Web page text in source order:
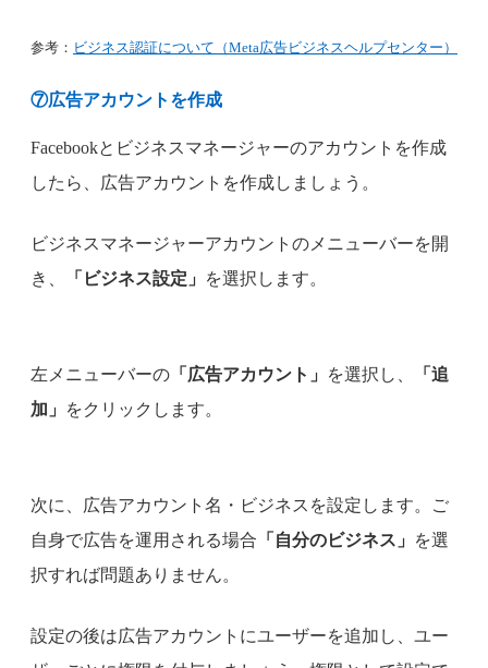
参考： ビジネス認証について（Meta広告ビジネスヘルプセンター）
⑦広告アカウントを作成
Facebookとビジネスマネージャーのアカウントを作成
したら、広告アカウントを作成しましょう。
ビジネスマネージャーアカウントのメニューバーを開
き、
「ビジネス設定」 を選択します。
左メニューバーの 「広告アカウント」 を選択し、
「追
加」
をクリックします。
次に、広告アカウント名・ビジネスを設定します。ご
自身で広告を運用される場合 「自分のビジネス」
を選
択すれば問題ありません。
設定の後は広告アカウントにユーザーを追加し、ユー